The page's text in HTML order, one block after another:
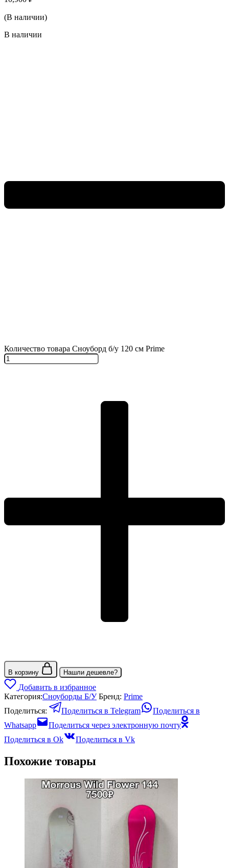
(В наличии)
В наличии
Количество товара Сноуборд б/у 120 см Prime
В корзину Нашли дешевле?
Добавить в избранное
Категория:Сноуборды Б/У Бренд: Prime
Поделиться:
Поделиться в Telegram
Поделиться в
Whatsapp
Поделиться через электронную почту
Поделиться в Ok
Поделиться в Vk
Похожие товары